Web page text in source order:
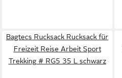
Bagtecs Rucksack Rucksack für
Freizeit Reise Arbeit Sport
Trekking # RG5 35 L schwarz